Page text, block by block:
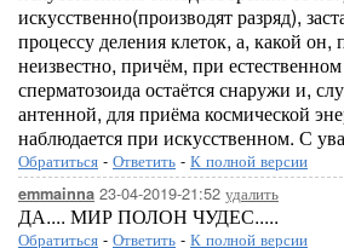
искусственно(производят разряд),
процессу деления клеток, а, какой он,
неизвестно, причём, при
сперматозоида остаётся снаружи и,
антенной, для приёма космической
наблюдается при искусственном. С
Обратиться - Ответить - К полной версии
emmainna 23-04-2019-21:52 удалить
ДА.... МИР ПОЛОН ЧУДЕС.....
Обратиться - Ответить - К полной версии